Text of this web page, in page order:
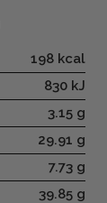
198 kcal
830 kJ
3.15 g
29.91 g
7.73 g
39.85 g